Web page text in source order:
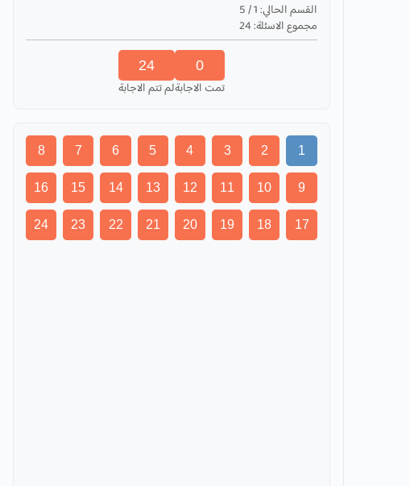
القسم الحالي:1
/
5
مجموع الاسئلة:24
0
تمت الاجابة
24
لم تتم الاجابة
1
2
3
4
5
6
7
8
9
10
11
12
13
14
15
16
17
18
19
20
21
22
23
24